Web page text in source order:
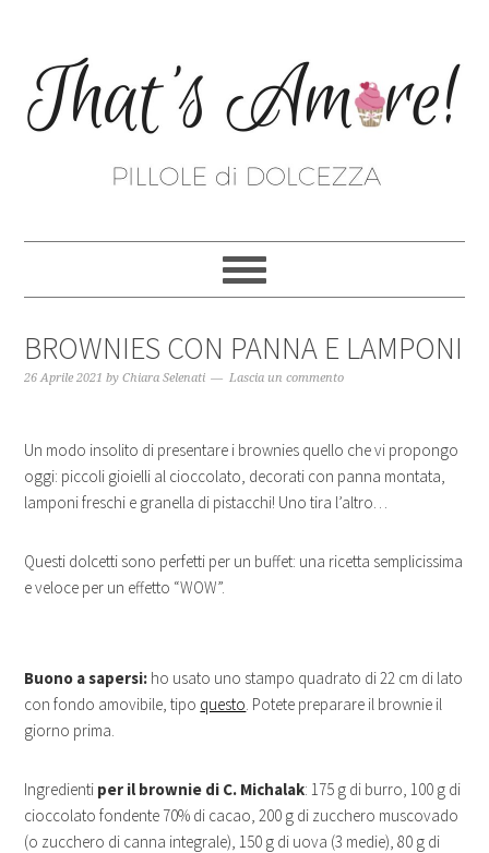
BROWNIES CON PANNA E LAMPONI
26 Aprile 2021 byChiara Selenati Lascia un commento
Un modo insolito di presentare i brownies quello che vi propongo
oggi: piccoli gioielli al cioccolato, decorati con panna montata,
lamponi freschi e granella di pistacchi! Uno tira l’altro…
Questi dolcetti sono perfetti per un buffet: una ricetta semplicissima
e veloce per un effetto “WOW”.
Buono a sapersi: ho usato uno stampo quadrato di 22 cm di lato
con fondo amovibile, tipo questo. Potete preparare il brownie il
giorno prima.
Ingredienti per il brownie di C. Michalak: 175 g di burro, 100 g di
cioccolato fondente 70% di cacao, 200 g di zucchero muscovado
(o zucchero di canna integrale), 150 g di uova (3 medie), 80 g di